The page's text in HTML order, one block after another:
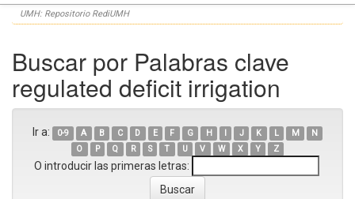
Skip
navigation
UMH: Repositorio RediUMH
Buscar por Palabras clave
regulated deficit irrigation
Ir a: 0-9 A B C D E F G H I J K L M
N
O
P Q R S T U V W X Y Z
O introducir las primeras letras: